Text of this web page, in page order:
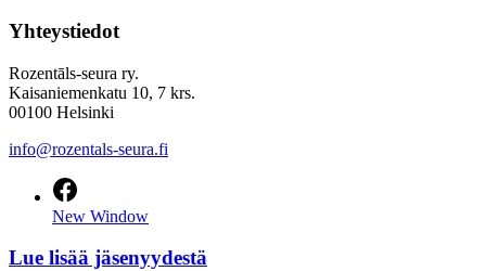
Yhteystiedot
Rozentāls-seura ry.
Kaisaniemenkatu 10, 7 krs.
00100 Helsinki
info@rozentals-seura.fi
New Window
Lue lisää jäsenyydestä